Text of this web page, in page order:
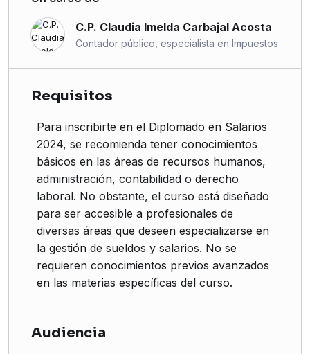
C.P. Claudia Imelda Carbajal Acosta
Contador público, especialista en Impuestos
Requisitos
Para inscribirte en el Diplomado en Salarios
2024, se recomienda tener conocimientos
básicos en las áreas de recursos humanos,
administración, contabilidad o derecho
laboral. No obstante, el curso está diseñado
para ser accesible a profesionales de
diversas áreas que deseen especializarse en
la gestión de sueldos y salarios. No se
requieren conocimientos previos avanzados
en las materias específicas del curso.
Audiencia